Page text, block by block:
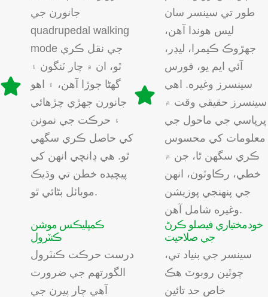
جانورن جي
quadrupedal walking
mode جي نقل ڪري
ٿو، ان ۾ چار ٽنگون ۽
گھڻا جوڙا آھن، ۽ اھو
جانورن جھڙي چڙھائي
۽ حرڪت جي نمونن
کي حاصل ڪري سگھي
ٿو. هي ڍانچي انهن کي
پيچيده خطن تي وڌيڪ
موبائل بڻائي ٿو.
طور تي سينسر سان
ليس هوندا آهن،
جهڙوڪ ڪيمرا، ليڊر،
آئي ايم يو، فورس
سينسرز وغيره. اهي
سينسرز حقيقي وقت ۾
ڀرپاسي جي ماحول جي
معلومات کي محسوس
ڪري سگھن ٿا، جن ۾
خطي، رڪاوٽون، انهن
جي پنهنجي پوزيشن
وغيره شامل آهن.
ڪمپليڪس موشن
ڪنٽرول
درست حرڪت ڪنٽرول
الگورتھم جي ضرورت
آھي چار پيرن جي
خودمختياري فيصلو ڪرڻ
جي صلاحيت
سينسر جي بنياد تي،
چوٿين روبوٽ هڪ
خاص حد تائين